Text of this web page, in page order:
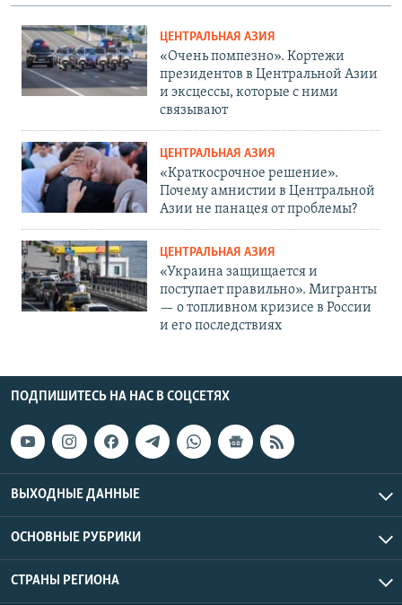
ЦЕНТРАЛЬНАЯ АЗИЯ
«Очень помпезно». Кортежи
президентов в Центральной Азии
и эксцессы, которые с ними
связывают
ЦЕНТРАЛЬНАЯ АЗИЯ
«Краткосрочное решение».
Почему амнистии в Центральной
Азии не панацея от проблемы?
ЦЕНТРАЛЬНАЯ АЗИЯ
«Украина защищается и
поступает правильно». Мигранты
— о топливном кризисе в России
и его последствиях
ПОДПИШИТЕСЬ НА НАС В СОЦСЕТЯХ
ВЫХОДНЫЕ ДАННЫЕ
ОСНОВНЫЕ РУБРИКИ
СТРАНЫ РЕГИОНА